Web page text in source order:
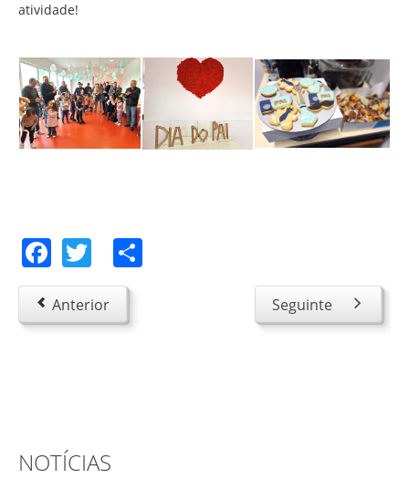
Bibliotecas
Bufetes/Bares
Refeitórios
SPO
atividade!
Facebook
Twitter
Anterior Seguinte
NOTÍCIAS